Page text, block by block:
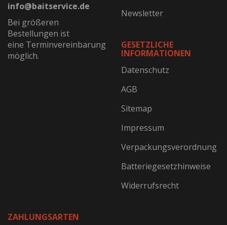
info@baitservice.de
Bei größeren
Bestellungen ist
eine Terminvereinbarung
möglich.
Newsletter
GESETZLICHE
INFORMATIONEN
Datenschutz
AGB
Sitemap
Impressum
Verpackungsverordnung
Batteriegesetzhinweise
Widerrufsrecht
ZAHLUNGSARTEN